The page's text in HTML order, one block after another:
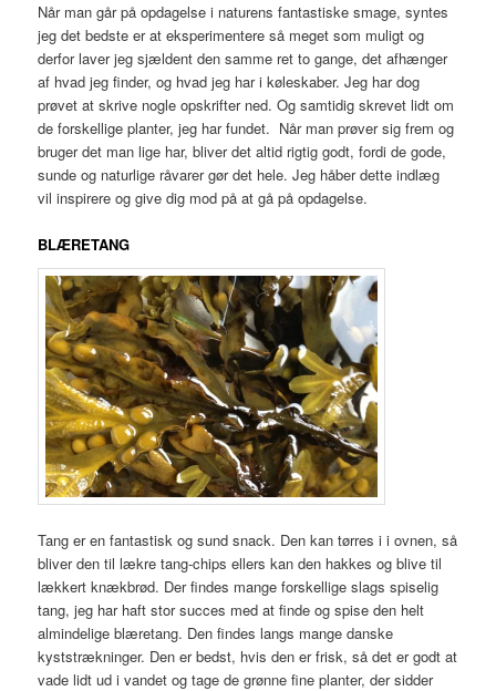
Når man går på opdagelse i naturens fantastiske smage, syntes
jeg det bedste er at eksperimentere så meget som muligt og
derfor laver jeg sjældent den samme ret to gange, det afhænger
af hvad jeg finder, og hvad jeg har i køleskaber. Jeg har dog
prøvet at skrive nogle opskrifter ned. Og samtidig skrevet lidt om
de forskellige planter, jeg har fundet. Når man prøver sig frem og
bruger det man lige har, bliver det altid rigtig godt, fordi de gode,
sunde og naturlige råvarer gør det hele. Jeg håber dette indlæg
vil inspirere og give dig mod på at gå på opdagelse.
BLÆRETANG
Tang er en fantastisk og sund snack. Den kan tørres i i ovnen, så
bliver den til lækre tang-chips ellers kan den hakkes og blive til
lækkert knækbrød. Der findes mange forskellige slags spiselig
tang, jeg har haft stor succes med at finde og spise den helt
almindelige blæretang. Den findes langs mange danske
kyststrækninger. Den er bedst, hvis den er frisk, så det er godt at
vade lidt ud i vandet og tage de grønne fine planter, der sidder